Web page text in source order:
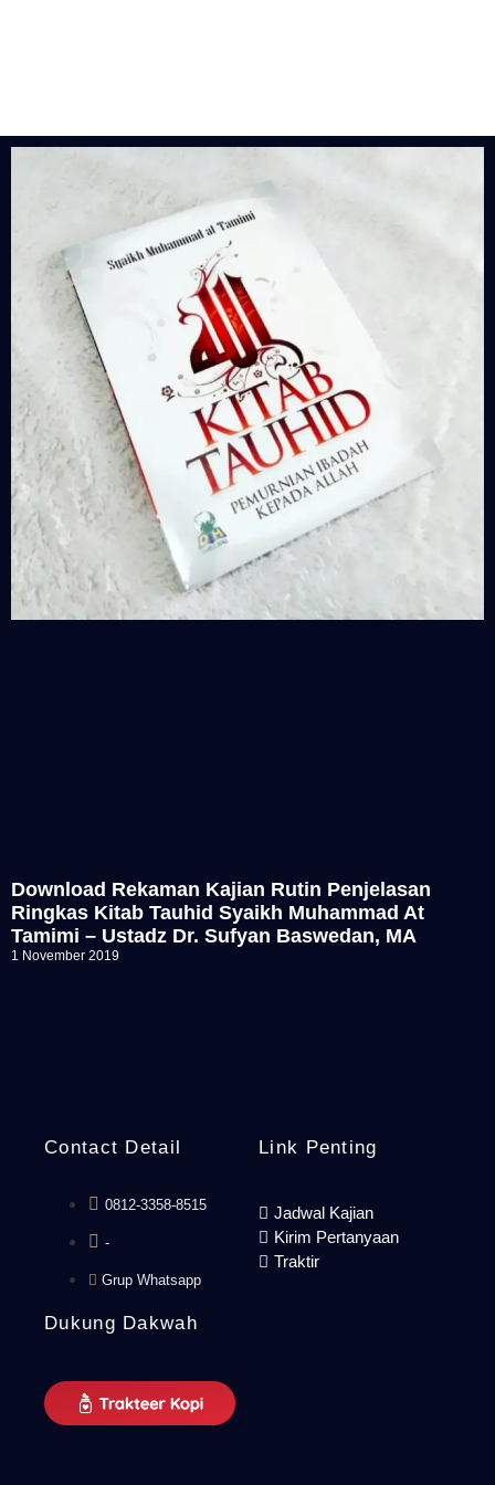
Download Rekaman Kajian Rutin Penjelasan
Ringkas Kitab Tauhid Syaikh Muhammad At
Tamimi – Ustadz Dr. Sufyan Baswedan, MA
1 November 2019
Contact Detail
0812-3358-8515
-
Grup Whatsapp
Link Penting
Jadwal Kajian
Kirim Pertanyaan
Traktir
Dukung Dakwah